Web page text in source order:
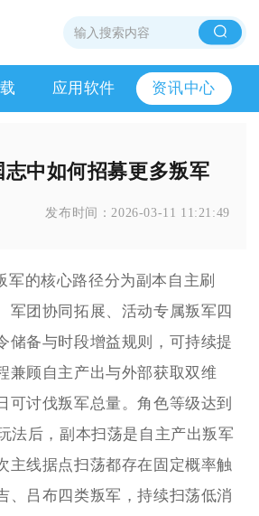
应用软件 资讯中心
中如何招募更多叛军
发布时间： 2026-03-11 11:21:49
军的核心路径分为副本自主刷
军团协同拓展、活动专属叛军四
储备与时段增益规则，可持续提
兼顾自主产出与外部获取双维
可讨伐叛军总量。角色等级达到
法后，副本扫荡是自主产出叛军
主线据点扫荡都存在固定概率触
、吕布四类叛军，持续扫荡低消